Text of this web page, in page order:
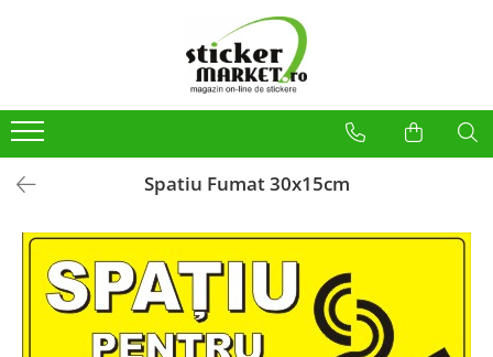
Produse la comandă
Placute
Stickere Atentionare
Stickere PSI
Obligatii generale
Autocolante automate cafea
Spatiu Fumat 30x15cm